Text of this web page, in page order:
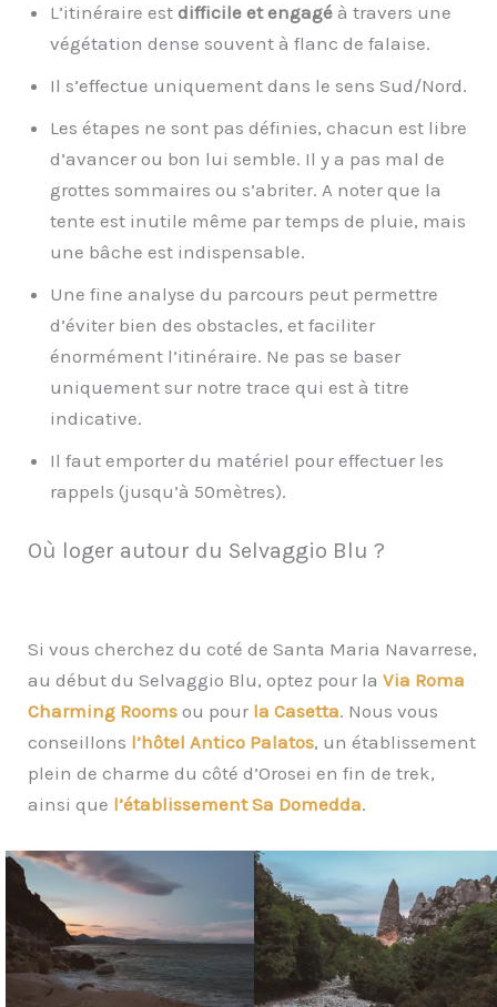
L’itinéraire est difficile et engagé à travers une
végétation dense souvent à flanc de falaise.
Il s’effectue uniquement dans le sens Sud/Nord.
Les étapes ne sont pas définies, chacun est libre
d’avancer ou bon lui semble. Il y a pas mal de
grottes sommaires ou s’abriter. A noter que la
tente est inutile même par temps de pluie, mais
une bâche est indispensable.
Une fine analyse du parcours peut permettre
d’éviter bien des obstacles, et faciliter
énormément l’itinéraire. Ne pas se baser
uniquement sur notre trace qui est à titre
indicative.
Il faut emporter du matériel pour effectuer les
rappels (jusqu’à 50mètres).
Où loger autour du Selvaggio Blu ?
Si vous cherchez du coté de Santa Maria Navarrese,
au début du Selvaggio Blu, optez pour la Via Roma
Charming Rooms ou pour la Casetta. Nous vous
conseillons l’hôtel Antico Palatos, un établissement
plein de charme du côté d’Orosei en fin de trek,
ainsi que l’établissement Sa Domedda.